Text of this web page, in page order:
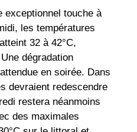
exceptionnel touche à
les températures
32 à 42°C,
dégradation
en soirée. Dans
devraient redescendre
restera néanmoins
des maximales